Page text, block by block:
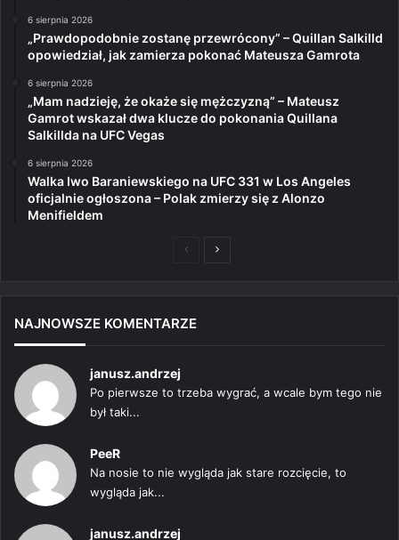
6 sierpnia 2026
„Prawdopodobnie zostanę przewrócony” – Quillan Salkilld
opowiedział, jak zamierza pokonać Mateusza Gamrota
6 sierpnia 2026
„Mam nadzieję, że okaże się mężczyzną” – Mateusz
Gamrot wskazał dwa klucze do pokonania Quillana
Salkillda na UFC Vegas
6 sierpnia 2026
Walka Iwo Baraniewskiego na UFC 331 w Los Angeles
oficjalnie ogłoszona – Polak zmierzy się z Alonzo
Menifieldem
PoprzedniaNastępna
NAJNOWSZE KOMENTARZE
janusz.andrzej
Po pierwsze to trzeba wygrać, a wcale bym tego nie
był taki...
PeeR
Na nosie to nie wygląda jak stare rozcięcie, to
wygląda jak...
janusz.andrzej